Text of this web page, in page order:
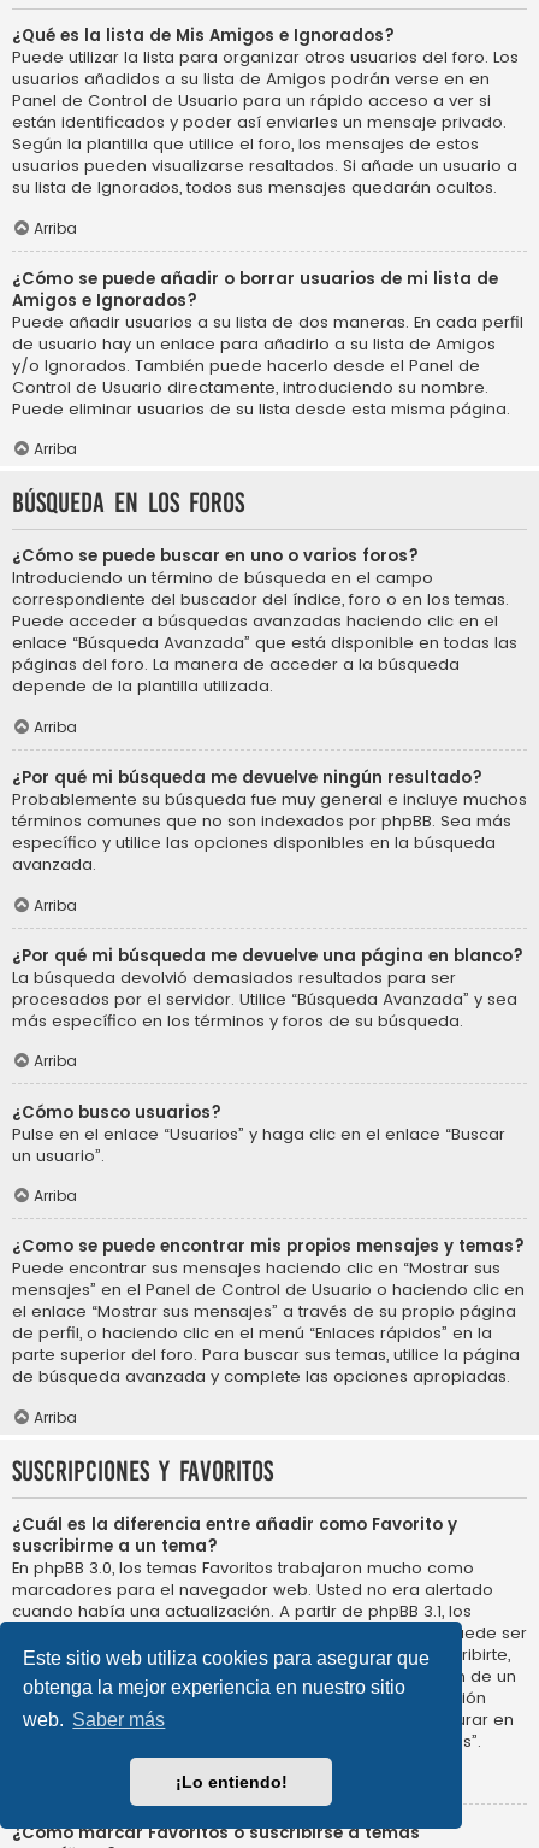
Este sitio web utiliza cookies para asegurar que
obtenga la mejor experiencia en nuestro sitio
web. Saber más
¡Lo entiendo!
¿Qué es la lista de Mis Amigos e Ignorados?
Puede utilizar la lista para organizar otros usuarios del foro. Los
usuarios añadidos a su lista de Amigos podrán verse en en
Panel de Control de Usuario para un rápido acceso a ver si
están identificados y poder así enviarles un mensaje privado.
Según la plantilla que utilice el foro, los mensajes de estos
usuarios pueden visualizarse resaltados. Si añade un usuario a
su lista de Ignorados, todos sus mensajes quedarán ocultos.
Arriba
¿Cómo se puede añadir o borrar usuarios de mi lista de
Amigos e Ignorados?
Puede añadir usuarios a su lista de dos maneras. En cada perfil
de usuario hay un enlace para añadirlo a su lista de Amigos
y/o Ignorados. También puede hacerlo desde el Panel de
Control de Usuario directamente, introduciendo su nombre.
Puede eliminar usuarios de su lista desde esta misma página.
Arriba
Búsqueda en los foros
¿Cómo se puede buscar en uno o varios foros?
Introduciendo un término de búsqueda en el campo
correspondiente del buscador del índice, foro o en los temas.
Puede acceder a búsquedas avanzadas haciendo clic en el
enlace “Búsqueda Avanzada” que está disponible en todas las
páginas del foro. La manera de acceder a la búsqueda
depende de la plantilla utilizada.
Arriba
¿Por qué mi búsqueda me devuelve ningún resultado?
Probablemente su búsqueda fue muy general e incluye muchos
términos comunes que no son indexados por phpBB. Sea más
específico y utilice las opciones disponibles en la búsqueda
avanzada.
Arriba
¿Por qué mi búsqueda me devuelve una página en blanco?
La búsqueda devolvió demasiados resultados para ser
procesados por el servidor. Utilice “Búsqueda Avanzada” y sea
más específico en los términos y foros de su búsqueda.
Arriba
¿Cómo busco usuarios?
Pulse en el enlace “Usuarios” y haga clic en el enlace “Buscar
un usuario”.
Arriba
¿Como se puede encontrar mis propios mensajes y temas?
Puede encontrar sus mensajes haciendo clic en “Mostrar sus
mensajes” en el Panel de Control de Usuario o haciendo clic en
el enlace “Mostrar sus mensajes” a través de su propio página
de perfil, o haciendo clic en el menú “Enlaces rápidos” en la
parte superior del foro. Para buscar sus temas, utilice la página
de búsqueda avanzada y complete las opciones apropiadas.
Arriba
Suscripciones y Favoritos
¿Cuál es la diferencia entre añadir como Favorito y
suscribirme a un tema?
En phpBB 3.0, los temas Favoritos trabajaron mucho como
marcadores para el navegador web. Usted no era alertado
cuando había una actualización. A partir de phpBB 3.1, los
Favoritos son más como suscribirse a un tema. Usted puede ser
notificado cuando un tema Favorito se actualiza. Al suscribirte,
sin embargo, se le avisará de que hay una actualización de un
tema, o foro en el propio foro. Las opciones de notificación
para los Favoritos y las suscripciones se pueden configurar en
el Panel de Control de Usuario, en “Preferencias de Foros”.
¿Cómo marcar Favoritos o suscribirse a temas